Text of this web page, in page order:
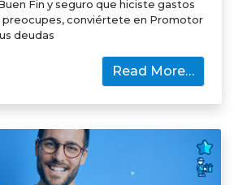
Fin y seguro que hiciste gastos
conviértete en Promotor
deudas
Read More…